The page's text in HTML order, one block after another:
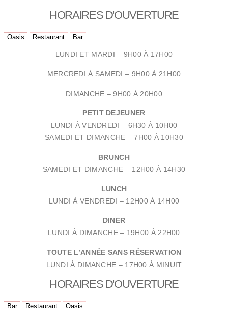
HORAIRES D'OUVERTURE
Oasis Restaurant Bar
LUNDI ET MARDI – 9H00 À 17H00
MERCREDI À SAMEDI – 9H00 À 21H00
DIMANCHE – 9H00 À 20H00
PETIT DEJEUNER
LUNDI À VENDREDI – 6H30 À 10H00
SAMEDI ET DIMANCHE –7H00 À 10H30
BRUNCH
SAMEDI ET DIMANCHE – 12H00 À 14H30
LUNCH
LUNDI À VENDREDI – 12H00 À 14H00
DINER
LUNDI À DIMANCHE – 19H00 À 22H00
TOUTE L’ANNÉE SANS RÉSERVATION
LUNDI À DIMANCHE – 17H00 À MINUIT
HORAIRES D'OUVERTURE
Bar Restaurant Oasis